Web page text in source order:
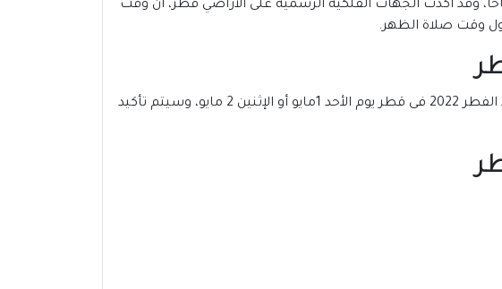
أن يدخل توقيت صلاة عيد الفطر 1443-2022 في بلدية الضعيان ، مع دقات الساعة 6:15 صباحاً، وقد أكدت الجهات الفلكية الرسمية على الأراضي قطر، أن وقت
في غضون أسابيع قليلة، سنشهد مباركة شهر رمضان المبارك 2022-1443،من المحتمل أن يوافق عيد الفطر 2022 فى قطر يوم الأحد 1مايو أو الإثنين 2 مايو، وسيتم تأكيد